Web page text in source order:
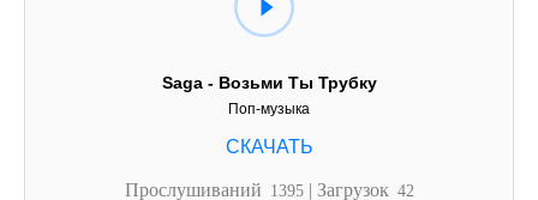
Saga - Возьми Ты Трубку
Поп-музыка
Прослушиваний 1395 | Загрузок 42